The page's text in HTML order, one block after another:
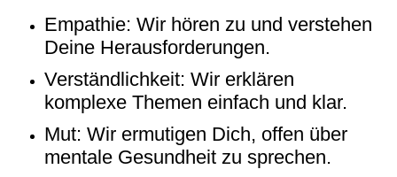
Empathie: Wir hören zu und verstehen
Deine Herausforderungen.
Verständlichkeit: Wir erklären
komplexe Themen einfach und klar.
Mut: Wir ermutigen Dich, offen über
mentale Gesundheit zu sprechen.